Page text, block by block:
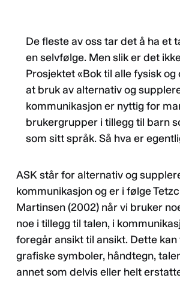
De fleste av oss tar det å ha et
en selvfølge. Men slik er det
Prosjektet «Bok til alle fysisk
at bruk av alternativ og
kommunikasjon er nyttig for
brukergrupper i tillegg til barn
som sitt språk. Så hva er
ASK står for alternativ og
kommunikasjon og er i følge
Martinsen (2002) når vi bruker
noe i tillegg til talen, i
foregår ansikt til ansikt. Dette
grafiske symboler, håndtegn,
annet som delvis eller helt